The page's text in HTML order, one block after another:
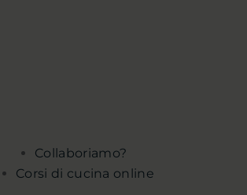
Collaboriamo?
Corsi di cucina online